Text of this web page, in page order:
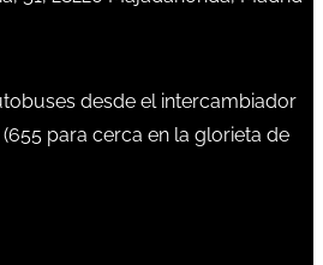
desde el intercambiador
(655 para cerca en la glorieta de